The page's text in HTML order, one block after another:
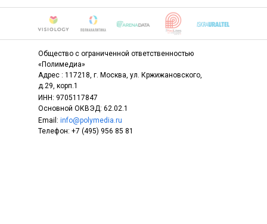
Общество с ограниченной ответственностью
«Полимедиа»
Адрес : 117218, г. Москва, ул. Кржижановского,
д.29, корп.1
ИНН: 9705117847
Основной ОКВЭД: 62.02.1
Email: info@polymedia.ru
Телефон: +7 (495) 956 85 81